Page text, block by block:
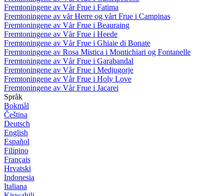
Fremtoningene av Vår Frue i Fatima
Fremtoningene av vår Herre og vårt Frue i Campinas
Fremtoningene av Vår Frue i Beauraing
Fremtoningene av Vår Frue i Heede
Fremtoningene av Vår Frue i Ghiaie di Bonate
Fremtoningene av Rosa Mistica i Montichiari og Fontanelle
Fremtoningene av Vår Frue i Garabandal
Fremtoningene av Vår Frue i Medjugorje
Fremtoningene av Vår Frue i Holy Love
Fremtoningene av Vår Frue i Jacarei
Språk
Bokmål
Čeština
Deutsch
English
Español
Filipino
Français
Hrvatski
Indonesia
Italiana